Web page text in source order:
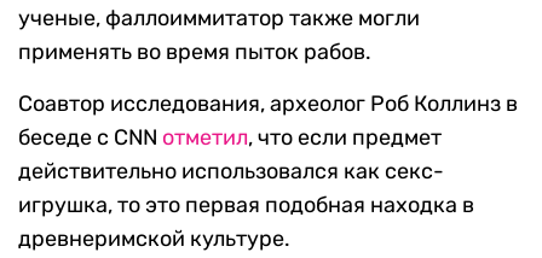
ученые, фаллоиммитатор также могли
применять во время пыток рабов.
Соавтор исследования, археолог Роб Коллинз в
беседе с CNN отметил, что если предмет
действительно использовался как секс-
игрушка, то это первая подобная находка в
древнеримской культуре.